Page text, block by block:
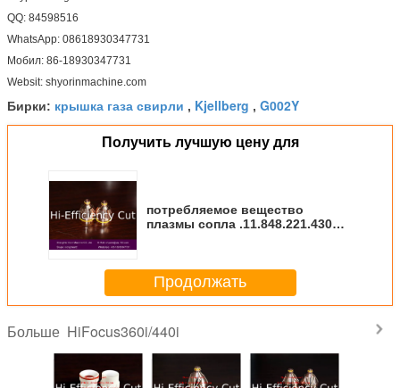
QQ: 84598516
WhatsApp: 08618930347731
Мобил: 86-18930347731
Websit: shyorinmachine.com
Бирки: крышка газа свирли , Kjellberg , G002Y
Получить лучшую цену для
потребляемое вещество
плазмы сопла .11.848.221.430
Продолжать
Больше HiFocus360i/440i